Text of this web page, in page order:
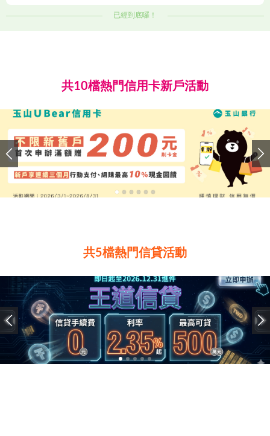
已經到底囉！
共10檔熱門信用卡新戶活動
共5檔熱門信貸活動